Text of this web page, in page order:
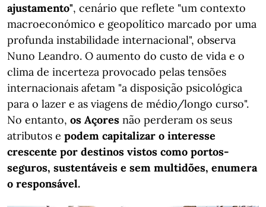
ajustamento", cenário que reflete "um contexto
macroeconómico e geopolítico marcado por uma
profunda instabilidade internacional", observa
Nuno Leandro. O aumento do custo de vida e o
clima de incerteza provocado pelas tensões
internacionais afetam "a disposição psicológica
para o lazer e as viagens de médio/longo curso".
No entanto, os Açores não perderam os seus
atributos e podem capitalizar o interesse
crescente por destinos vistos como portos-
seguros, sustentáveis e sem multidões, enumera
o responsável.